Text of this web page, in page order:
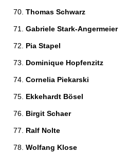
Thomas Schwarz
Gabriele Stark-Angermeier
Pia Stapel
Dominique Hopfenzitz
Cornelia Piekarski
Ekkehardt Bösel
Birgit Schaer
Ralf Nolte
Wolfang Klose